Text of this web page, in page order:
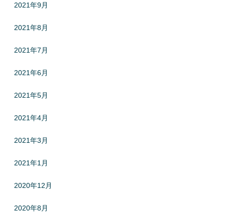
2021年9月
2021年8月
2021年7月
2021年6月
2021年5月
2021年4月
2021年3月
2021年1月
2020年12月
2020年8月